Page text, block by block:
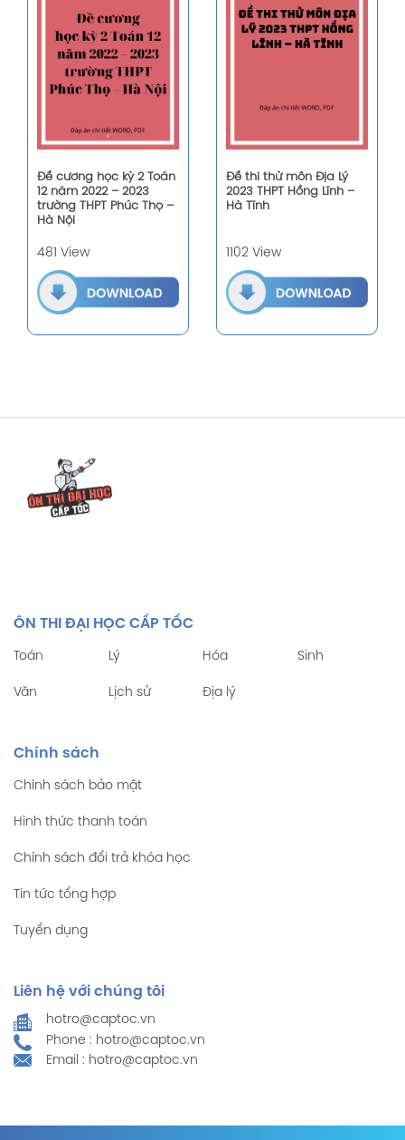
Đề cương học kỳ 2 Toán
12 năm 2022 – 2023
trường THPT Phúc Thọ –
Hà Nội
481 View
Đề thi thử môn Địa Lý
2023 THPT Hồng Lĩnh –
Hà Tĩnh
1102 View
ÔN THI ĐẠI HỌC CẤP TỐC
Toán Lý Hóa Sinh
Văn Lịch sử Địa lý
Chính sách
Chính sách bảo mật
Hình thức thanh toán
Chính sách đổi trả khóa học
Tin tức tổng hợp
Tuyển dụng
Liên hệ với chúng tôi
hotro@captoc.vn
Phone : hotro@captoc.vn
Email : hotro@captoc.vn